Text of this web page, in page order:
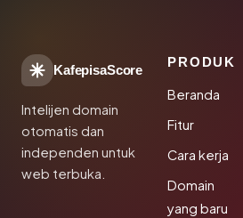
KafepisaScore
Intelijen domain
otomatis dan
independen untuk
web terbuka.
PRODUK
Beranda
Fitur
Cara kerja
Domain
yang baru